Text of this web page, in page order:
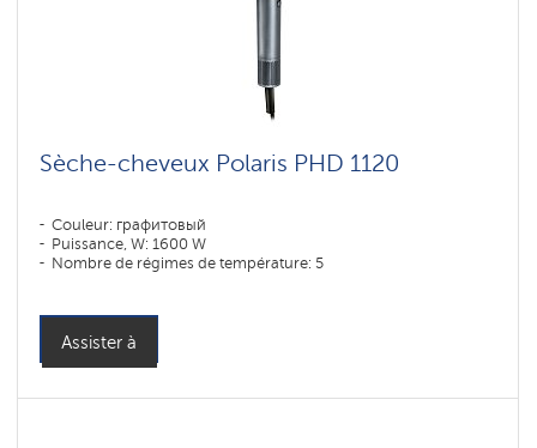
Sèche-cheveux Polaris PHD 1120
Couleur: графитовый
Puissance, W: 1600 W
Nombre de régimes de température: 5
Assister à